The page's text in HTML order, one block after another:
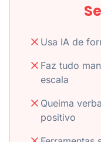
Usa IA de
Faz tudo
escala
Queima
positivo